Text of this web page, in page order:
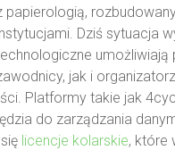
papierologią,
Dziś sytuacja
umożliwiają
jak i
Platformy takie jak
do zarządzania
licencje kolarskie, które